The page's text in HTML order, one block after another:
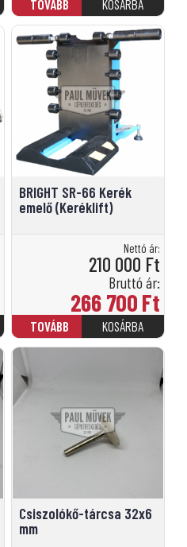
BRIGHT SR-66 Kerék
emelő (Keréklift)
Nettó ár:
210 000 Ft
Bruttó ár:
266 700Ft
Csiszolókő-tárcsa 32x6
mm